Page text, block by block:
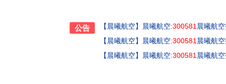
公告 【晨曦航空】 晨曦航空:300581 晨曦航
【晨曦航空】
晨曦航空:300581 晨曦航
【晨曦航空】
晨曦航空:300581 晨曦航